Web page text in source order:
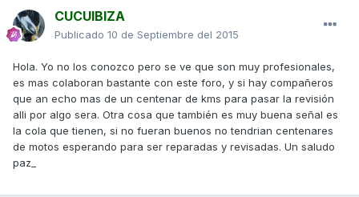
CUCUIBIZA
Publicado 10 de Septiembre del 2015
Hola. Yo no los conozco pero se ve que son muy profesionales,
es mas colaboran bastante con este foro, y si hay compañeros
que an echo mas de un centenar de kms para pasar la revisión
alli por algo sera. Otra cosa que también es muy buena señal es
la cola que tienen, si no fueran buenos no tendrian centenares
de motos esperando para ser reparadas y revisadas. Un saludo
paz_